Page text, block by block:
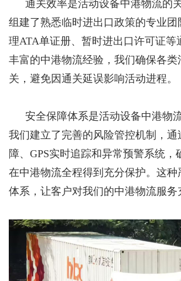
通关效率是活动设备中港物流的
组建了熟悉临时进出口政策的专业团
理ATA单证册、暂时进出口许可证等
丰富的中港物流经验，我们确保各类
关，避免因通关延误影响活动进程。
安全保障体系是活动设备中港物
我们建立了完善的风险管控机制，通
障、GPS实时追踪和异常预警系统，
在中港物流全程得到充分保护。这种
体系，让客户对我们的中港物流服务